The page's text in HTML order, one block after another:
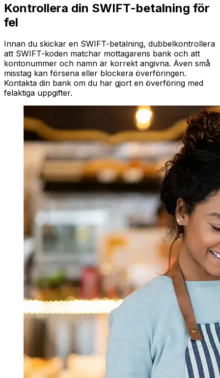
Kontrollera din SWIFT-betalning för
fel
Innan du skickar en SWIFT-betalning, dubbelkontrollera
att SWIFT-koden matchar mottagarens bank och att
kontonummer och namn är korrekt angivna. Även små
misstag kan försena eller blockera överföringen.
Kontakta din bank om du har gjort en överföring med
felaktiga uppgifter.